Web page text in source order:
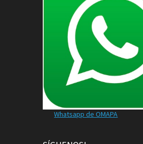
Whatsapp de OMAPA